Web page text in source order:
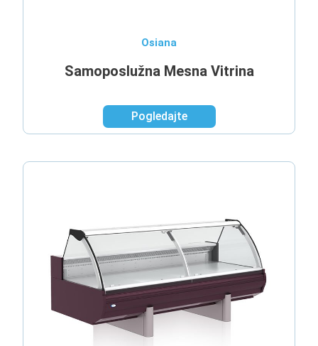
Osiana
Samoposlužna Mesna Vitrina
Pogledajte